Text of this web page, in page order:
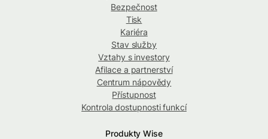
Bezpečnost
Tisk
Kariéra
Stav služby
Vztahy s investory
Afilace a partnerství
Centrum nápovědy
Přístupnost
Kontrola dostupnosti funkcí
Produkty Wise